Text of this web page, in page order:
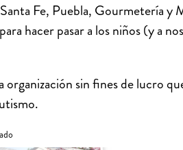
Fe, Puebla, Gourmetería y
hacer pasar a los niños (y a
sin ﬁnes de lucro